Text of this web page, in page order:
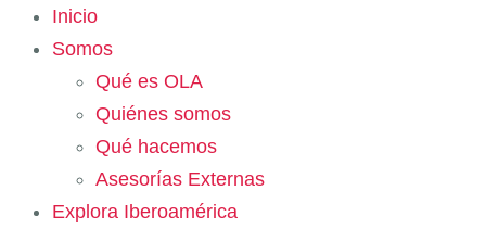
Inicio
Somos
Qué es OLA
Quiénes somos
Qué hacemos
Asesorías Externas
Explora Iberoamérica